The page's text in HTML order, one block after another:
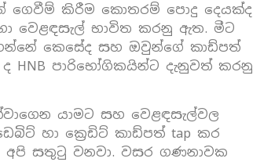
ගෙවීම් කිරීම කොතරම් පොදු දෙයක්ද
වෙළඳසැල් භාවිත කරනු ඇත. මීට
කෙසේද සහ ඔවුන්ගේ කාඩ්පත්
HNB පාරිභෝගිකයින්ට දැනුවත් කරනු
යාමට සහ වෙළඳසැල්වල
හා ක්‍රෙඩිට් කාඩ්පත් tap කර
සතුටු වනවා. වසර ගණනාවක